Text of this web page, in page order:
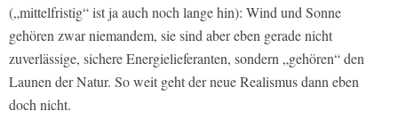
(„mittelfristig“ ist ja auch noch lange hin): Wind und Sonne
gehören zwar niemandem, sie sind aber eben gerade nicht
zuverlässige, sichere Energielieferanten, sondern „gehören“ den
Launen der Natur. So weit geht der neue Realismus dann eben
doch nicht.